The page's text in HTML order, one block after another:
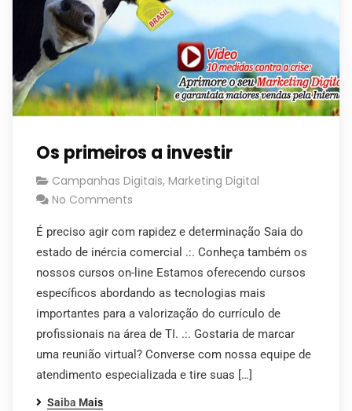
Os primeiros a investir
Campanhas Digitais, Marketing Digital
No Comments
É preciso agir com rapidez e determinação Saia do
estado de inércia comercial .:. Conheça também os
nossos cursos on-line Estamos oferecendo cursos
específicos abordando as tecnologias mais
importantes para a valorização do currículo de
profissionais na área de TI. .:. Gostaria de marcar
uma reunião virtual? Converse com nossa equipe de
atendimento especializada e tire suas […]
Saiba Mais